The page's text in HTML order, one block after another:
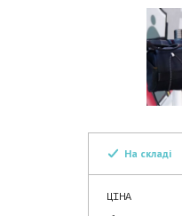
На складі
ЦІНА